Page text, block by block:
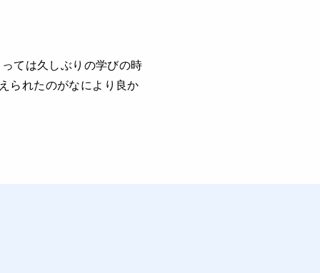
ては久しぶりの学びの時
られたのがなにより良か